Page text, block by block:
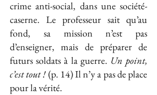
crime anti-social, dans une société-
caserne. Le professeur sait qu’au
fond, sa mission n’est pas
d’enseigner, mais de préparer de
futurs soldats à la guerre. Un point,
c’est tout !(p. 14) Il n’y a pas de place
pour la vérité.